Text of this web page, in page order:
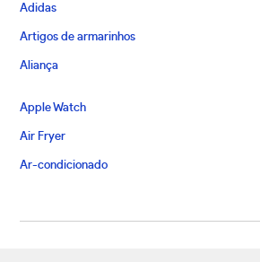
Adidas
Artigos de armarinhos
Aliança
Apple Watch
Air Fryer
Ar-condicionado